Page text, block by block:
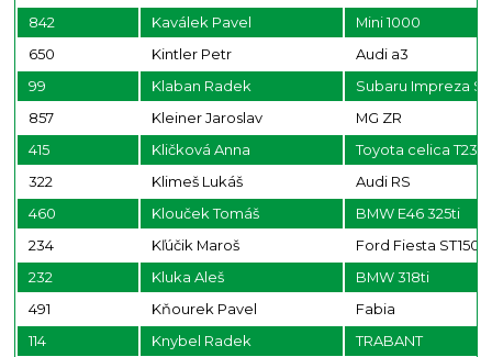
842
Kaválek Pavel
Mini 1000
650
Kintler Petr
Audi a3
99
Klaban Radek
Subaru Impreza
857
Kleiner Jaroslav
MG ZR
415
Kličková Anna
Toyota celica T23
322
Klimeš Lukáš
Audi RS
460
Klouček Tomáš
BMW E46 325ti
234
Kľúčik Maroš
Ford Fiesta ST150
232
Kluka Aleš
BMW 318ti
491
Kňourek Pavel
Fabia
114
Knybel Radek
TRABANT